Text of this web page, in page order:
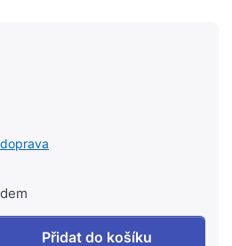
doprava
ELA svěrné šroubení 15 mm
Přidat do košíku